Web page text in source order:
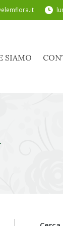
SIAMO
SIAMO